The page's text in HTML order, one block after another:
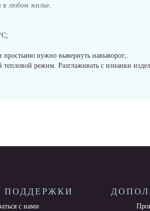
в любом жилье.
простыню нужно вывернуть навыворот;.
режим. Разглаживать с изнанки
ПОДДЕРЖКИ
с нами